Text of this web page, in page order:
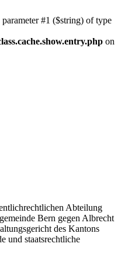
#1 ($string) of type
on
Abteilung
Bern gegen Albrecht
des Kantons
und staatsrechtliche